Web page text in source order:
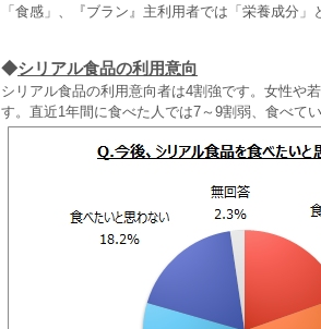
「食感」、『ブラン』主利用者では「栄養成分」
◆シリアル食品の利用意向
シリアル食品の利用意向者は4割強です。女性や
す。直近1年間に食べた人では7～9割弱、食べて